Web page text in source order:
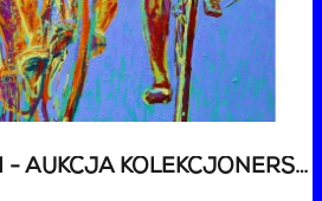
63 AUKCJA SZTUKI - AUKCJA KOLEKCJONERSKA